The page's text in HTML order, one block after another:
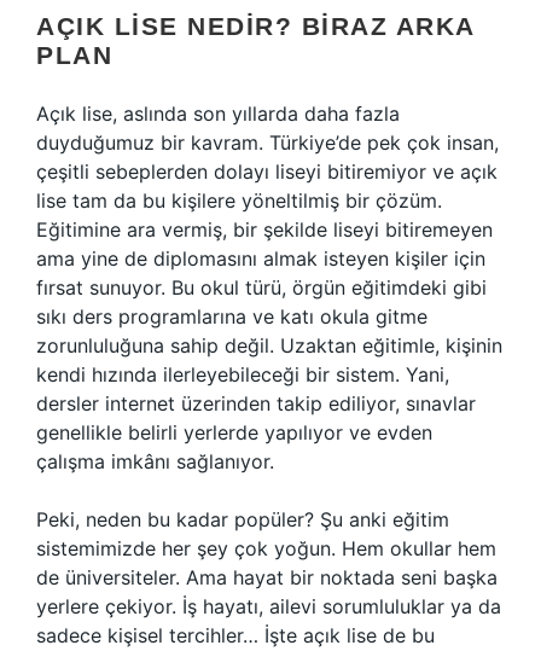
AÇIK LISE NEDIR? BIRAZ ARKA
PLAN
Açık lise, aslında son yıllarda daha fazla
duyduğumuz bir kavram. Türkiye’de pek çok insan,
çeşitli sebeplerden dolayı liseyi bitiremiyor ve açık
lise tam da bu kişilere yöneltilmiş bir çözüm.
Eğitimine ara vermiş, bir şekilde liseyi bitiremeyen
ama yine de diplomasını almak isteyen kişiler için
fırsat sunuyor. Bu okul türü, örgün eğitimdeki gibi
sıkı ders programlarına ve katı okula gitme
zorunluluğuna sahip değil. Uzaktan eğitimle, kişinin
kendi hızında ilerleyebileceği bir sistem. Yani,
dersler internet üzerinden takip ediliyor, sınavlar
genellikle belirli yerlerde yapılıyor ve evden
çalışma imkânı sağlanıyor.
Peki, neden bu kadar popüler? Şu anki eğitim
sistemimizde her şey çok yoğun. Hem okullar hem
de üniversiteler. Ama hayat bir noktada seni başka
yerlere çekiyor. İş hayatı, ailevi sorumluluklar ya da
sadece kişisel tercihler… İşte açık lise de bu